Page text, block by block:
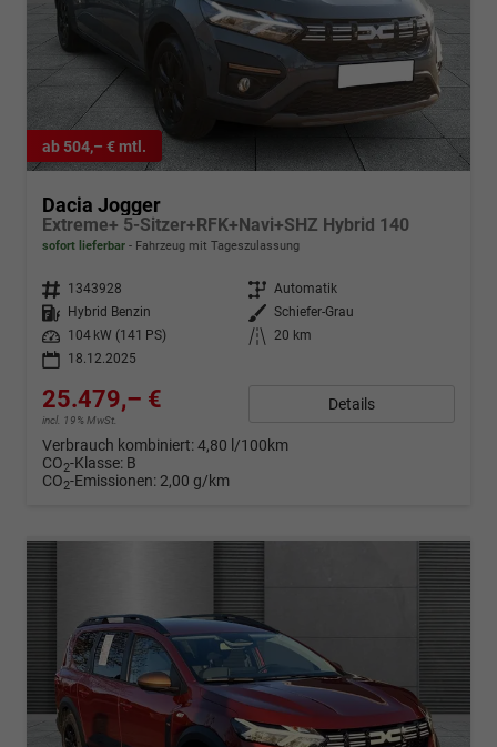
ab 504,– € mtl.
Dacia Jogger
Extreme+ 5-Sitzer+RFK+Navi+SHZ Hybrid 140
sofort lieferbar Fahrzeug mit Tageszulassung
Fahrzeugnr. 1343928 Getriebe Automatik
Kraftstoff
Hybrid Benzin Außenfarbe Schiefer-Grau
Leistung
104 kW (141 PS) Kilometerstand
20 km
18.12.2025
25.479,– €
incl. 19% MwSt.
Details
Verbrauch kombiniert:4,80 l/100km
CO2-Klasse: B
CO2-Emissionen: 2,00 g/km